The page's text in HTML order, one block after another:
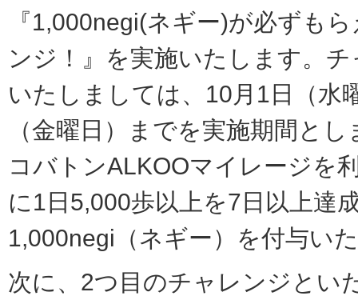
『1,000negi(ネギー)が必ずも
ンジ！』を実施いたします。
いたしましては、10⽉1⽇（⽔
（⾦曜⽇）までを実施期間と
コバトンALKOOマイレージを
に1⽇5,000歩以上を7⽇以上達
1,000negi（ネギー）を付与い
次に、2つ⽬のチャレンジとい